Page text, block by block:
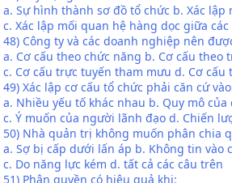
a. Sự hình thành sơ đồ tổ chức b. Xác
c. Xác lập mối quan hệ hàng dọc giữa
48) Công ty và các doanh nghiệp nên
a. Cơ cấu theo chức năng b. Cơ cấu theo
c. Cơ cấu trực tuyến tham mưu d. Cơ cấu
49) Xác lập cơ cấu tổ chức phải căn cứ
a. Nhiều yếu tố khác nhau b. Quy mô của
c. Ý muốn của người lãnh đạo d. Chiến
50) Nhà quản trị không muốn phân chia
a. Sợ bị cấp dưới lấn áp b. Không tin vào
c. Do năng lực kém d. tất cả các câu trên
51) Phân quyền có hiệu quả khi: